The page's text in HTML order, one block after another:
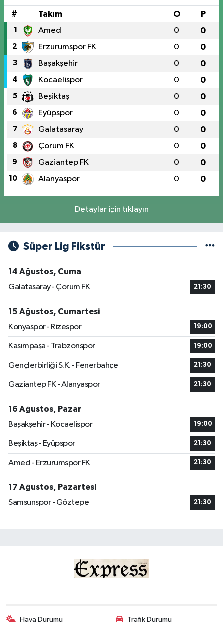
# Takım O P
1 Amed 0 0
2 Erzurumspor FK 0 0
3 Başakşehir 0 0
4 Kocaelispor 0 0
5 Beşiktaş 0 0
6 Eyüpspor 0 0
7 Galatasaray 0 0
8 Çorum FK 0 0
9 Gaziantep FK 0 0
10 Alanyaspor 0 0
Detaylar için tıklayın
Süper Lig Fikstür
14 Ağustos, Cuma
Galatasaray - Çorum FK
21:30
15 Ağustos, Cumartesi
Konyaspor - Rizespor
19:00
Kasımpaşa - Trabzonspor 19:00
Gençlerbirliği S.K. - Fenerbahçe 21:30
Gaziantep FK - Alanyaspor 21:30
16 Ağustos, Pazar
Başakşehir - Kocaelispor
19:00
Beşiktaş - Eyüpspor 21:30
Amed - Erzurumspor FK 21:30
17 Ağustos, Pazartesi
Samsunspor - Göztepe
21:30
Hava Durumu Trafik Durumu